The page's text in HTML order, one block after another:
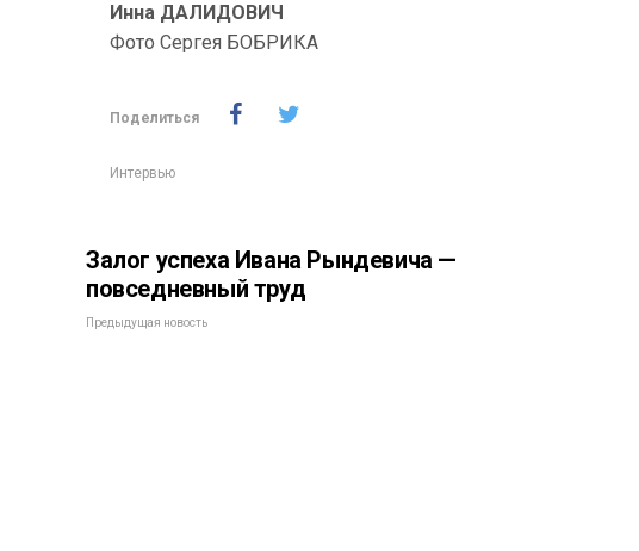
Инна ДАЛИДОВИЧ
Фото Сергея БОБРИКА
Поделиться
Интервью
Залог успеха Ивана Рындевича —
повседневный труд
Предыдущая новость